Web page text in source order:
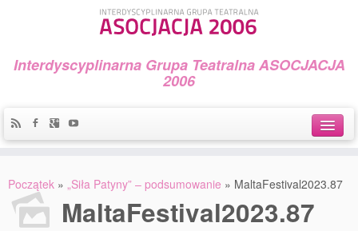
Interdyscyplinarna Grupa Teatralna ASOCJACJA
2006
Początek » „Siła Patyny” – podsumowanie » MaltaFestival2023.87
MaltaFestival2023.87